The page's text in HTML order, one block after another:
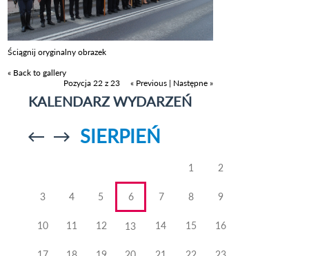
Ściągnij oryginalny obrazek
« Back to gallery
Pozycja 22 z 23
« Previous | Następne »
KALENDARZ WYDARZEŃ
Przejdź doPrzejdź do
SIERPIEŃ
1 2
3 4 5 6 7 8 9
10 11 12 13 14 15 16